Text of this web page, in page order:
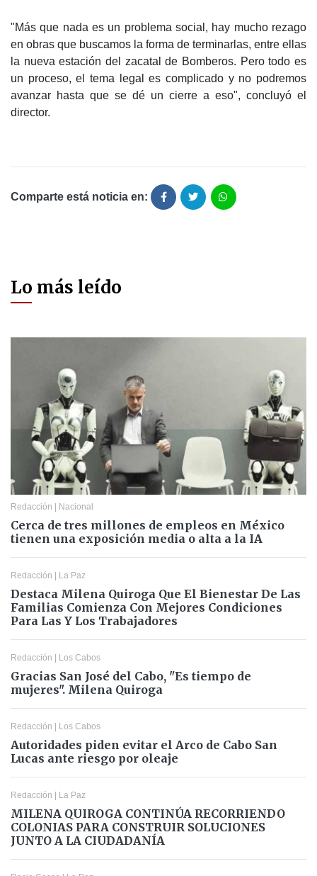
"Más que nada es un problema social, hay mucho rezago
en obras que buscamos la forma de terminarlas, entre ellas
la nueva estación del zacatal de Bomberos. Pero todo es
un proceso, el tema legal es complicado y no podremos
avanzar hasta que se dé un cierre a eso", concluyó el
director.
Comparte está noticia en:
Lo más leído
Redacción | Nacional
Cerca de tres millones de empleos en México
tienen una exposición media o alta a la IA
Redacción | La Paz
Destaca Milena Quiroga Que El Bienestar De Las
Familias Comienza Con Mejores Condiciones
Para Las Y Los Trabajadores
Redacción | Los Cabos
Gracias San José del Cabo, "Es tiempo de
mujeres". Milena Quiroga
Redacción | Los Cabos
Autoridades piden evitar el Arco de Cabo San
Lucas ante riesgo por oleaje
Redacción | La Paz
MILENA QUIROGA CONTINÚA RECORRIENDO
COLONIAS PARA CONSTRUIR SOLUCIONES
JUNTO A LA CIUDADANÍA